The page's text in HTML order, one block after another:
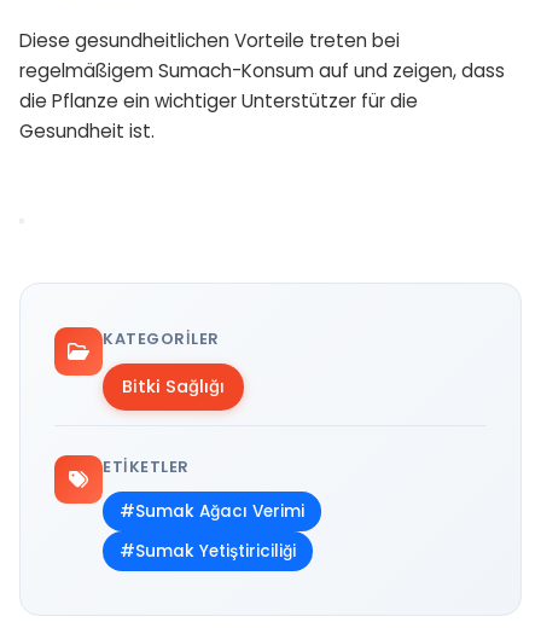
Diese gesundheitlichen Vorteile treten bei
regelmäßigem Sumach-Konsum auf und zeigen, dass
die Pflanze ein wichtiger Unterstützer für die
Gesundheit ist.
KATEGORILER
Bitki Sağlığı
ETIKETLER
#Sumak Ağacı Verimi
#Sumak Yetiştiriciliği